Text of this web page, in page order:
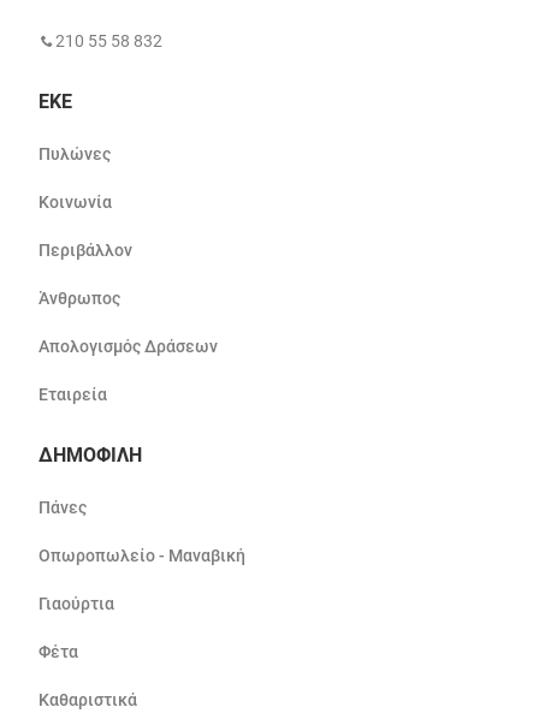
210 55 58 832
ΕΚΕ
Πυλώνες
Κοινωνία
Περιβάλλον
Άνθρωπος
Απολογισμός Δράσεων
Εταιρεία
ΔΗΜΟΦΙΛΗ
Πάνες
Οπωροπωλείο - Μαναβική
Γιαούρτια
Φέτα
Καθαριστικά